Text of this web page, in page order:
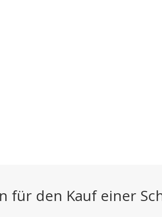
für den Kauf einer